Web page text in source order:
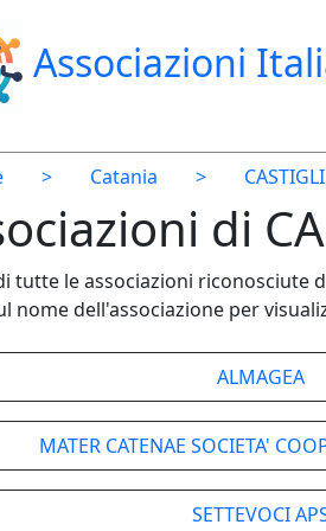
Associazioni
> Catania >
di
tutte le associazioni riconosciute
nome dell'associazione per
ALMAGEA
MATER CATENAE SOCIETA'
SETTEVOCI